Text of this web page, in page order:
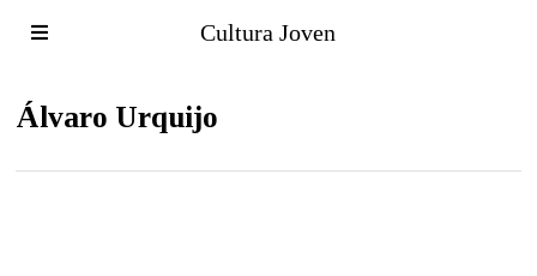
Cultura Joven
Álvaro Urquijo